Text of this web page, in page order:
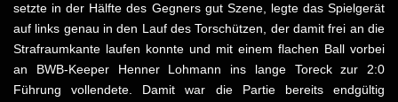
setzte in der Hälfte des Gegners gut Szene, legte das Spielgerät
auf links genau in den Lauf des Torschützen, der damit frei an die
Strafraumkante laufen konnte und mit einem flachen Ball vorbei
an BWB-Keeper Henner Lohmann ins lange Toreck zur 2:0
Führung vollendete. Damit war die Partie bereits endgültig